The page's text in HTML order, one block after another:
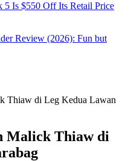
Is $550 Off Its Retail Price
Review (2026): Fun but
Thiaw di Leg Kedua Lawan
Malick Thiaw di